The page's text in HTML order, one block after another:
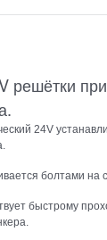
решётки
24V
болтами на
быстрому